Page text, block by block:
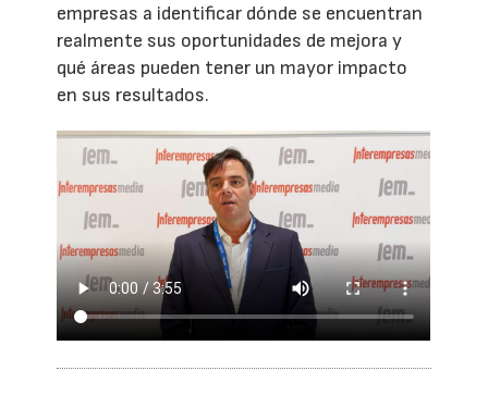
empresas a identificar dónde se encuentran
realmente sus oportunidades de mejora y
qué áreas pueden tener un mayor impacto
en sus resultados.